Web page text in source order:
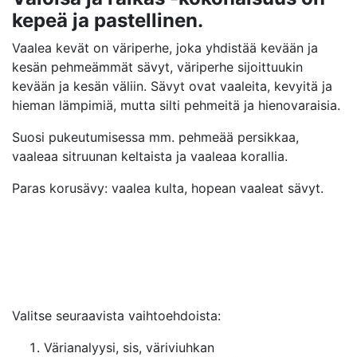
kepeä ja pastellinen.
Vaalea kevät on väriperhe, joka yhdistää kevään ja
kesän pehmeämmät sävyt, väriperhe sijoittuukin
kevään ja kesän väliin. Sävyt ovat vaaleita, kevyitä ja
hieman lämpimiä, mutta silti pehmeitä ja hienovaraisia.
Suosi pukeutumisessa mm. pehmeää persikkaa,
vaaleaa sitruunan keltaista ja vaaleaa korallia.
Paras korusävy: vaalea kulta, hopean vaaleat sävyt.
Valitse seuraavista vaihtoehdoista:
Värianalyysi, sis, väriviuhkan